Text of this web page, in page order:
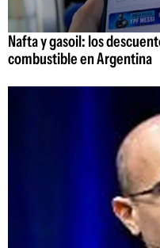
Nafta y gasoil: los
combustible en Argentina